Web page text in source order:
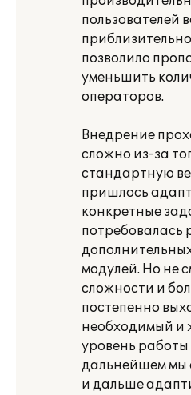
пользователей
позволило
уменьшить
операторов.
Внедрение
сложно из-за
стандартную
пришлось
конкретные
потребовалась
модулей. Но не
сложности и
постепенно
необходимый и
уровень работы
дальнейшем мы
и дальше